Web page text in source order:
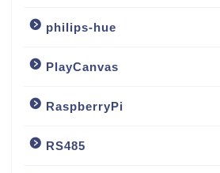
philips-hue
PlayCanvas
RaspberryPi
RS485